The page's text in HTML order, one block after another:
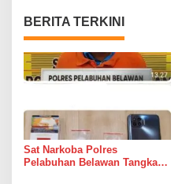
BERITA TERKINI
Sat Narkoba Polres
Pelabuhan Belawan Tangkap